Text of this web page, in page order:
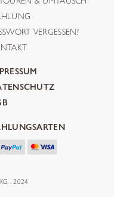
VERGESSEN?
. 2024